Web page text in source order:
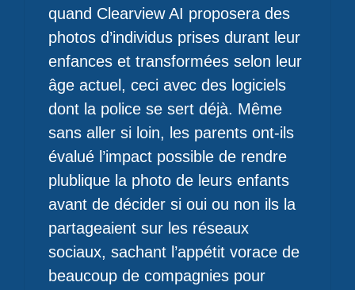
quand Clearview AI proposera des
photos d’individus prises durant leur
enfances et transformées selon leur
âge actuel, ceci avec des logiciels
dont la police se sert déjà. Même
sans aller si loin, les parents ont-ils
évalué l’impact possible de rendre
plublique la photo de leurs enfants
avant de décider si oui ou non ils la
partageaient sur les réseaux
sociaux, sachant l’appétit vorace de
beaucoup de compagnies pour